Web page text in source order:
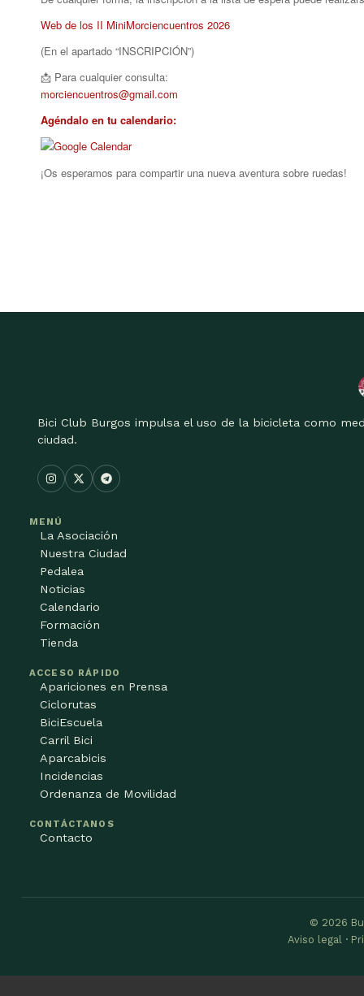
Web de los II MiniMorciencuentros 2026
(En el apartado “INSCRIPCIÓN”)
📩 Para cualquier consulta:
morciencuentros@gmail.com
Agéndalo en tu calendario:
¡Os esperamos para compartir una nueva aventura sobre ruedas!
Bici Club Burgos impulsa el uso de la bicicleta como
ciudad.
MENÚ
La Asociación
Nuestra Ciudad
Pedalea
Noticias
Calendario
Formación
Tienda
ACCESO RÁPIDO
Apariciones en Prensa
Ciclorutas
BiciEscuela
Carril Bici
Aparcabicis
Incidencias
Ordenanza de Movilidad
CONTÁCTANOS
Contacto
© 2026
Aviso legal ·